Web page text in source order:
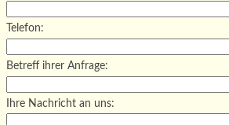
Telefon:
Betreff ihrer Anfrage:
Ihre Nachricht an uns: